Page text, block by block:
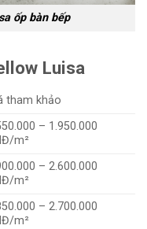
ốp bàn bếp
Luisa
tham khảo
– 1.950.000
m²
– 2.600.000
m²
– 2.700.000
m²